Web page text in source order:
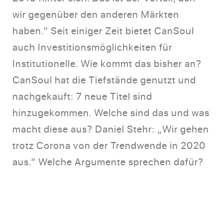
wir gegenüber den anderen Märkten
haben.“ Seit einiger Zeit bietet CanSoul
auch Investitionsmöglichkeiten für
Institutionelle. Wie kommt das bisher an?
CanSoul hat die Tiefstände genutzt und
nachgekauft: 7 neue Titel sind
hinzugekommen. Welche sind das und was
macht diese aus? Daniel Stehr: „Wir gehen
trotz Corona von der Trendwende in 2020
aus.“ Welche Argumente sprechen dafür?